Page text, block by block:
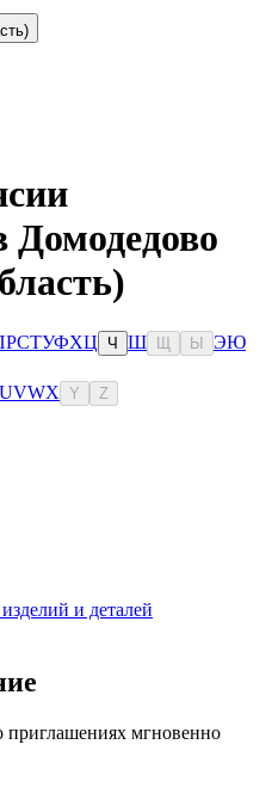
Домодедово
РСТУФХЦ Ч Ш Ы ЭЮ
UVWX Y Z
и деталей
приглашениях мгновенно